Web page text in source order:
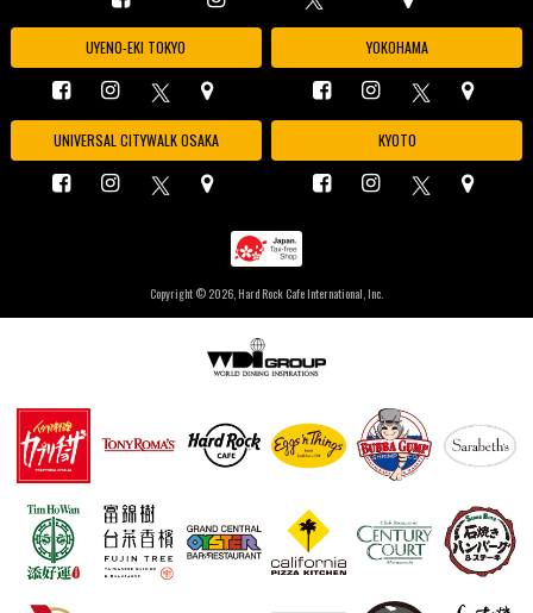
UYENO-EKI TOKYO YOKOHAMA
UNIVERSAL CITYWALK OSAKA KYOTO
Copyright © 2026, Hard Rock Cafe International, Inc.